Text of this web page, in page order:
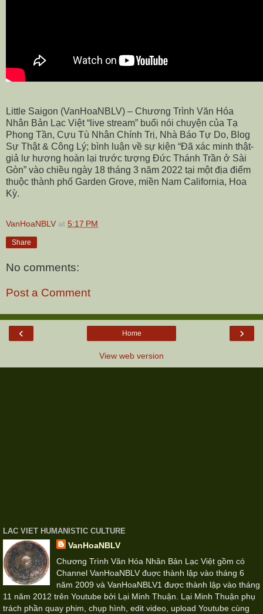
Little Saigon (VanHoaNBLV) – Chương Trình Văn Hóa
Nhân Bản Lạc Việt “live stream” buổi nói chuyện của Tạ
Phong Tần, Cựu Tù Nhân Chính Trị, Nhà Báo Tự Do, Blog
Sự Thật & Công Lý; bình luận về sự kiện “Đã xác minh thật-
giả lư hương hoàn lại trước tượng Đức Thánh Trần ở Sài
Gòn” vào chiều ngày 18 tháng 3 năm 2022 tại một địa điểm
thuộc thành phố Garden Grove, miền Nam California, Hoa
Kỳ.
VanHoaNBLV at 5:17 PM
Share
No comments:
Post a Comment
‹ ›
Home
View web version
LAC VIET HUMANISTIC CULTURE
VanHoaNBLV
Chương Trình Văn Hóa Nhân Bản Lạc Việt gồm có
Channel VanHoaNBLV đuợc thành lập vào tháng 6
năm 2009 và VanHoaNBLV1 được thành lập vào tháng
11 năm 2012 trên Youtube bởi Lại Minh Thuận. Lại Minh Thuận phụ
trách phần quay phim, chụp hình, edit video, upload Youtube cùng